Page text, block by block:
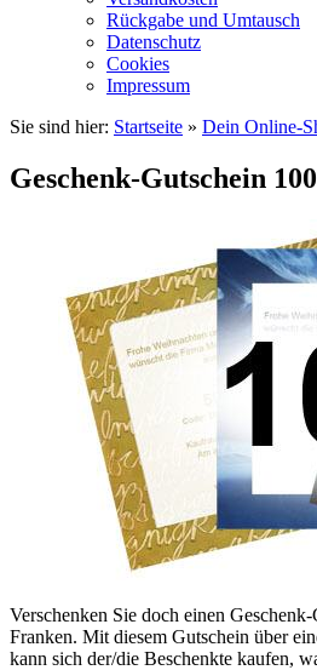
Rückgabe und Umtausch
Datenschutz
Cookies
Impressum
Sie sind hier: Startseite » Dein Online-
Geschenk-Gutschein
Verschenken Sie doch einen
Franken. Mit diesem Gutschein über
kann sich der/die Beschenkte kaufen,